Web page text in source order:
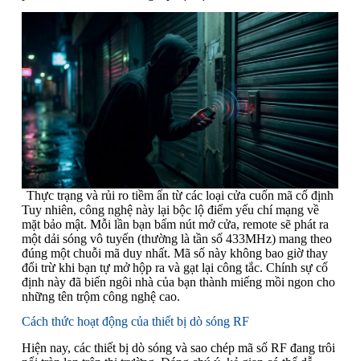
Thực trạng và rủi ro tiềm ẩn từ các loại cửa cuốn mã cố định
Tuy nhiên, công nghệ này lại bộc lộ điểm yếu chí mạng về
mặt bảo mật. Mỗi lần bạn bấm nút mở cửa, remote sẽ phát ra
một dải sóng vô tuyến (thường là tần số 433MHz) mang theo
đúng một chuỗi mã duy nhất. Mã số này không bao giờ thay
đổi trừ khi bạn tự mở hộp ra và gạt lại công tắc. Chính sự cố
định này đã biến ngôi nhà của bạn thành miếng mồi ngon cho
những tên trộm công nghệ cao.
Cách thức hoạt động của thiết bị dò sóng RF
Hiện nay, các thiết bị dò sóng và sao chép mã số RF đang trôi